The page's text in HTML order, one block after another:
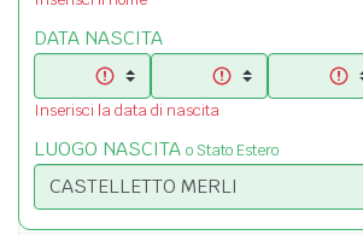
DATA NASCITA
Inserisci la data di nascita
LUOGO NASCITA o Stato Estero